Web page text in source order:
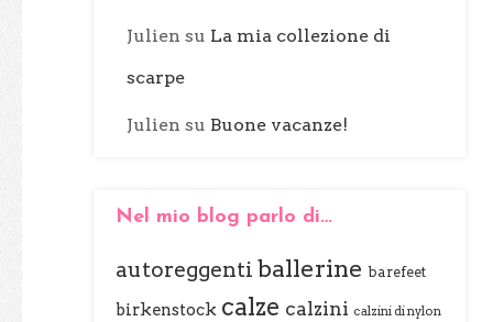
Julien su La mia collezione di
scarpe
Julien su Buone vacanze!
Nel mio blog parlo di…
autoreggenti ballerine barefeet
birkenstock calze calzini calzini di nylon